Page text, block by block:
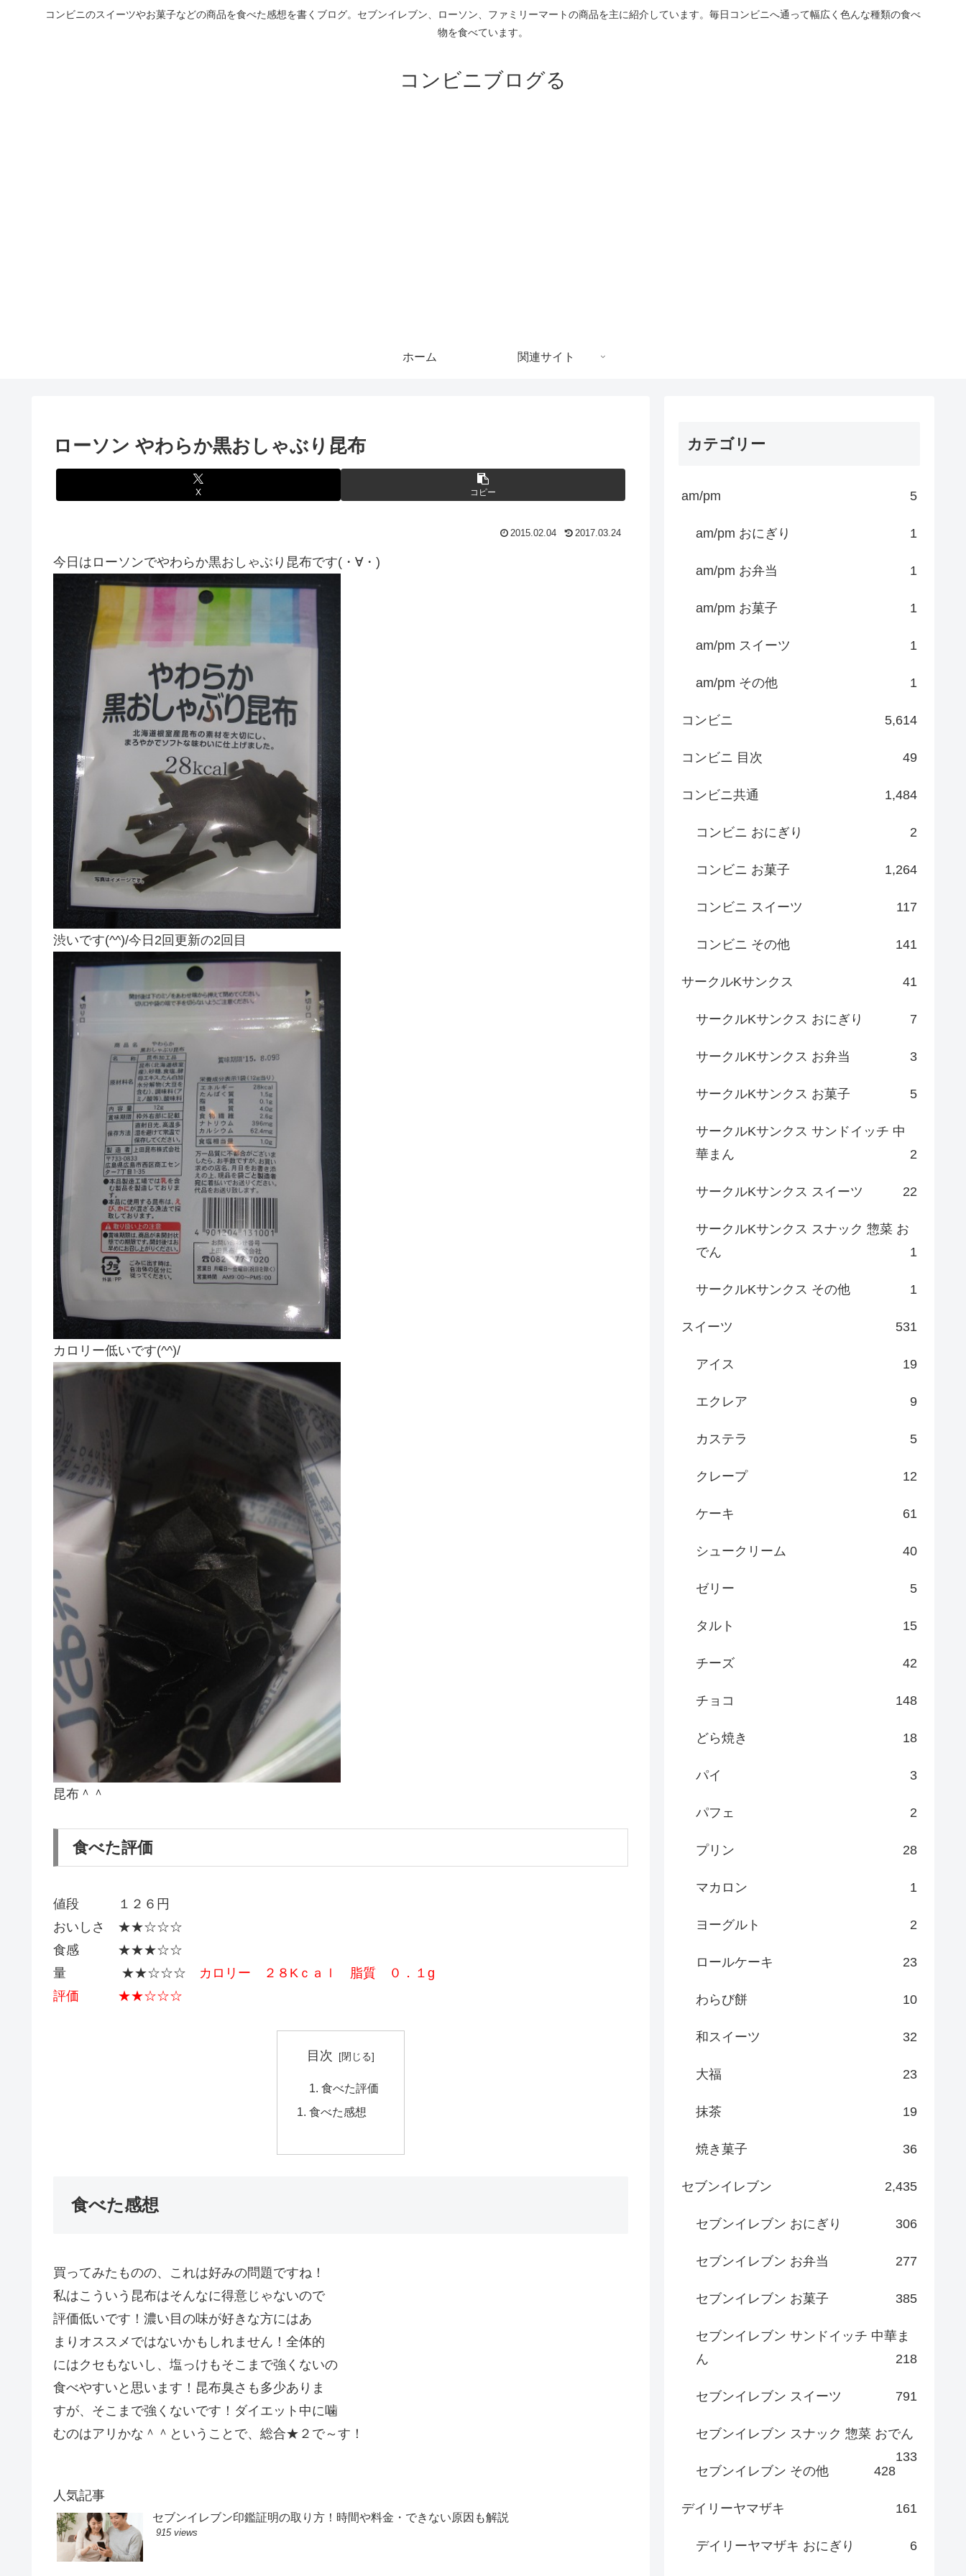
コンビニのスイーツやお菓子などの商品を食べた感想を書くブログ。セブンイレブン、ローソン、ファミリーマートの商品を主に紹介しています。毎日コンビニへ通って幅広く色んな種類の食べ
物を食べています。
コンビニブログる
ホーム 関連サイト
ローソン やわらか黒おしゃぶり昆布
X コピー
2015.02.04 2017.03.24
今日はローソンでやわらか黒おしゃぶり昆布です(・∀・)
渋いです(^^)/今日2回更新の2回目
カロリー低いです(^^)/
昆布＾＾
食べた評価
値段 １２６円
おいしさ ★★☆☆☆
食感 ★★★☆☆
量 ★★☆☆☆ カロリー ２８Kｃａｌ 脂質 ０．１g
評価 ★★☆☆☆
目次
食べた評価
食べた感想
食べた感想
買ってみたものの、これは好みの問題ですね！
私はこういう昆布はそんなに得意じゃないので
評価低いです！濃い目の味が好きな方にはあ
まりオススメではないかもしれません！全体的
にはクセもないし、塩っけもそこまで強くないの
食べやすいと思います！昆布臭さも多少ありま
すが、そこまで強くないです！ダイエット中に噛
むのはアリかな＾＾ということで、総合★２で～す！
人気記事
セブンイレブン印鑑証明の取り方！時間や料金・できない原因も解説
915 views
カテゴリー
am/pm 5
am/pm おにぎり 1
am/pm お弁当 1
am/pm お菓子 1
am/pm スイーツ 1
am/pm その他 1
コンビニ 5,614
コンビニ 目次 49
コンビニ共通 1,484
コンビニ おにぎり 2
コンビニ お菓子 1,264
コンビニ スイーツ 117
コンビニ その他 141
サークルKサンクス 41
サークルKサンクス おにぎり 7
サークルKサンクス お弁当 3
サークルKサンクス お菓子 5
サークルKサンクス サンドイッチ 中
華まん
2
サークルKサンクス スイーツ 22
サークルKサンクス スナック 惣菜 お
でん
1
サークルKサンクス その他 1
スイーツ 531
アイス 19
エクレア 9
カステラ 5
クレープ 12
ケーキ 61
シュークリーム 40
ゼリー 5
タルト 15
チーズ 42
チョコ 148
どら焼き 18
パイ 3
パフェ 2
プリン 28
マカロン 1
ヨーグルト 2
ロールケーキ 23
わらび餅 10
和スイーツ 32
大福 23
抹茶 19
焼き菓子 36
セブンイレブン 2,435
セブンイレブン おにぎり 306
セブンイレブン お弁当 277
セブンイレブン お菓子 385
セブンイレブン サンドイッチ 中華ま
ん
218
セブンイレブン スイーツ 791
セブンイレブン スナック 惣菜 おでん
133
セブンイレブン その他
428
デイリーヤマザキ 161
デイリーヤマザキ おにぎり 6